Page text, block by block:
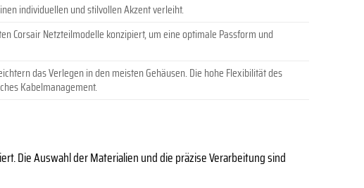
individuellen und stilvollen Akzent verleiht.
Corsair Netzteilmodelle konzipiert, um eine optimale Passform und
das Verlegen in den meisten Gehäusen. Die hohe Flexibilität des
Kabelmanagement.
Die Auswahl der Materialien und die präzise Verarbeitung sind